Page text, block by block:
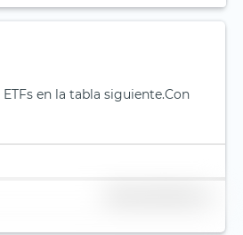
en la tabla siguiente.Con